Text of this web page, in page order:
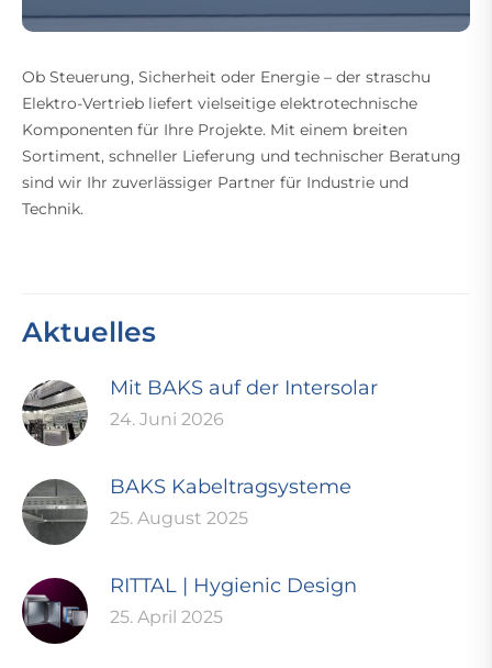
Ob Steuerung, Sicherheit oder Energie – der straschu
Elektro-Vertrieb liefert vielseitige elektrotechnische
Komponenten für Ihre Projekte. Mit einem breiten
Sortiment, schneller Lieferung und technischer Beratung
sind wir Ihr zuverlässiger Partner für Industrie und
Technik.
Aktuelles
Mit BAKS auf der Intersolar
24. Juni 2026
BAKS Kabeltragsysteme
25. August 2025
RITTAL | Hygienic Design
25. April 2025